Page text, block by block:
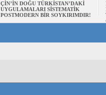
ÇİN’İN DOĞU TÜRKİSTAN’DAKİ
UYGULAMALARI SİSTEMATİK
POSTMODERN BİR SOYKIRIMDIR!